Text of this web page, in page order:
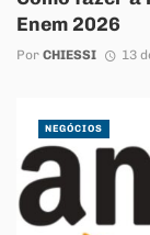
Enem 2026
Por CHIESSI 13
NEGÓCIOS